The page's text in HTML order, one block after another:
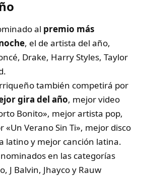
al premio más
, el de artista del año,
Drake, Harry Styles, Taylor
también competirá por
gira del año, mejor video
Bonito», mejor artista pop,
«Un Verano Sin Ti», mejor disco
latino y mejor canción latina.
en las categorías
J Balvin, Jhayco y Rauw